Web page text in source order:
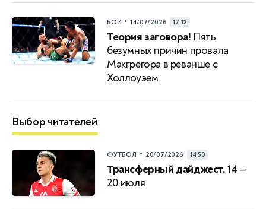
БОИ • 14/07/2026 17:12
Теория заговора! Пять
безумных причин провала
Макгрегора в реванше с
Холлоуэем
Выбор читателей
ФУТБОЛ • 20/07/2026 14:50
Трансферный дайджест.14 —
20 июля